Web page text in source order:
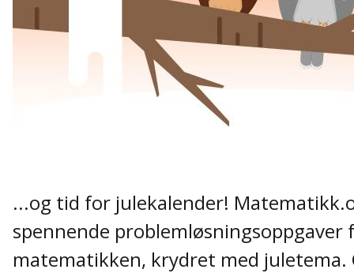
...og tid for julekalender!
spennende problemløsningsoppgaver
matematikken, krydret med